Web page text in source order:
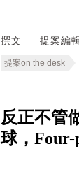
撰文 提案編
提案on the desk
反正不管
球，Four-